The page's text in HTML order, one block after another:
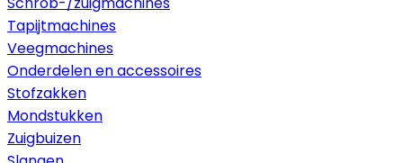
Tapijtmachines
Veegmachines
Onderdelen en accessoires
Stofzakken
Mondstukken
Zuigbuizen